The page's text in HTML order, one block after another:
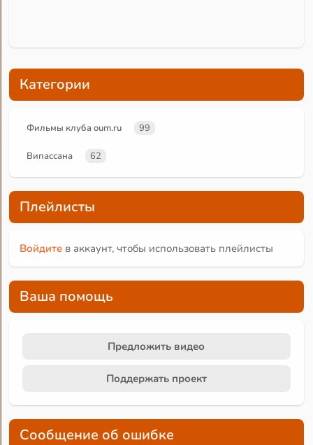
Категории
Фильмы клуба oum.ru 99
Випассана 62
Плейлисты
Войдите в аккаунт, чтобы использовать плейлисты
Ваша помощь
Предложить видео
Поддержать проект
Сообщение об ошибке